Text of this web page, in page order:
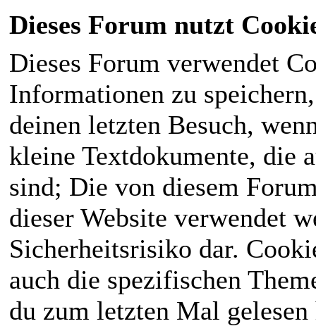
Dieses Forum nutzt
Dieses Forum verwendet
Informationen zu
deinen letzten Besuch,
kleine Textdokumente, die
sind; Die von diesem
dieser Website verwendet
Sicherheitsrisiko dar.
auch die spezifischen
du zum letzten Mal